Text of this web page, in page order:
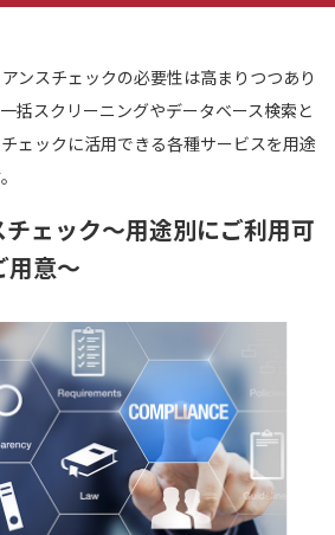
ンスチェックの必要性は高まりつつあり
括スクリーニングやデータベース検索と
ェックに活用できる各種サービスを用途
ェック～用途別にご利用可
用意～